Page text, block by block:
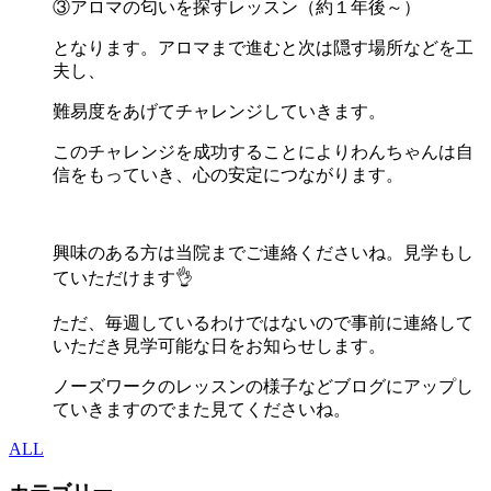
③アロマの匂いを探すレッスン（約１年後～）
となります。アロマまで進むと次は隠す場所などを工
夫し、
難易度をあげてチャレンジしていきます。
このチャレンジを成功することによりわんちゃんは自
信をもっていき、心の安定につながります。
興味のある方は当院までご連絡くださいね。見学もし
ていただけます👌
ただ、毎週しているわけではないので事前に連絡して
いただき見学可能な日をお知らせします。
ノーズワークのレッスンの様子などブログにアップし
ていきますのでまた見てくださいね。
ALL